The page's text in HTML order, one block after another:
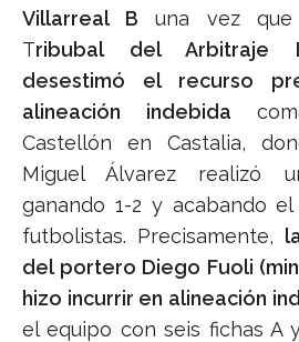
Villarreal B una vez
Tribubal del Arbitraje
desestimó el recurso
alineación indebida
Castellón en Castalia,
Miguel Álvarez realizó
ganando 1-2 y acabando
futbolistas. Precisamente,
del portero Diego Fuoli
hizo incurrir en alineación
el equipo con seis fichas A